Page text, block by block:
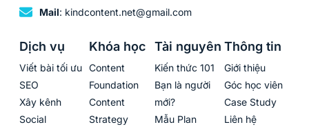
Mail: kindcontent.net@gmail.com
Dịch vụ
Viết bài tối ưu
SEO
Xây kênh
Social
Khóa học
Content
Foundation
Content
Strategy
Tài nguyên
Kiến thức 101
Bạn là người
mới?
Mẫu Plan
Thông tin
Giới thiệu
Góc học viên
Case Study
Liên hệ